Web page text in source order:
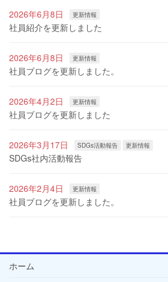
2026年6月8日 更新情報
社員紹介を更新しました
2026年6月8日 更新情報
社員ブログを更新しました。
2026年4月2日 更新情報
社員ブログを更新しました
2026年3月17日 SDGs活動報告 更新情報
SDGs社内活動報告
2026年2月4日 更新情報
社員ブログを更新しました。
ホーム